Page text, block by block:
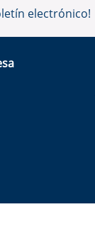
electrónico!